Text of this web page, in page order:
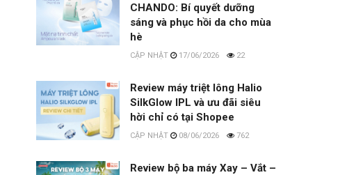
CHANDO: Bí quyết dưỡng
sáng và phục hồi da cho mùa
hè
17/06/2026 22
Review máy triệt lông Halio
SilkGlow IPL và ưu đãi siêu
hời chỉ có tại Shopee
08/06/2026 762
Review bộ ba máy Xay – Vắt –